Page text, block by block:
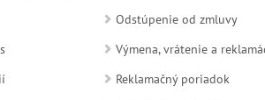
Odstúpenie od zmluvy
Výmena, vrátenie a
Reklamačný poriadok